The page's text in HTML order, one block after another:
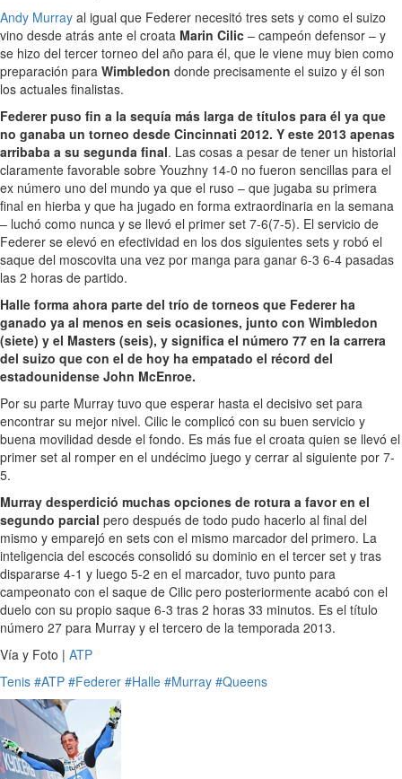
Andy Murray al igual que Federer necesitó tres sets y como el suizo
vino desde atrás ante el croata Marin Cilic – campeón defensor – y
se hizo del tercer torneo del año para él, que le viene muy bien como
preparación para Wimbledon donde precisamente el suizo y él son
los actuales finalistas.
Federer puso fin a la sequía más larga de títulos para él ya que
no ganaba un torneo desde Cincinnati 2012. Y este 2013 apenas
arribaba a su segunda final. Las cosas a pesar de tener un historial
claramente favorable sobre Youzhny 14-0 no fueron sencillas para el
ex número uno del mundo ya que el ruso – que jugaba su primera
final en hierba y que ha jugado en forma extraordinaria en la semana
– luchó como nunca y se llevó el primer set 7-6(7-5). El servicio de
Federer se elevó en efectividad en los dos siguientes sets y robó el
saque del moscovita una vez por manga para ganar 6-3 6-4 pasadas
las 2 horas de partido.
Halle forma ahora parte del trío de torneos que Federer ha
ganado ya al menos en seis ocasiones, junto con Wimbledon
(siete) y el Masters (seis), y significa el número 77 en la carrera
del suizo que con el de hoy ha empatado el récord del
estadounidense John McEnroe.
Por su parte Murray tuvo que esperar hasta el decisivo set para
encontrar su mejor nivel. Cilic le complicó con su buen servicio y
buena movilidad desde el fondo. Es más fue el croata quien se llevó el
primer set al romper en el undécimo juego y cerrar al siguiente por 7-
5.
Murray desperdició muchas opciones de rotura a favor en el
segundo parcial pero después de todo pudo hacerlo al final del
mismo y emparejó en sets con el mismo marcador del primero. La
inteligencia del escocés consolidó su dominio en el tercer set y tras
dispararse 4-1 y luego 5-2 en el marcador, tuvo punto para
campeonato con el saque de Cilic pero posteriormente acabó con el
duelo con su propio saque 6-3 tras 2 horas 33 minutos. Es el título
número 27 para Murray y el tercero de la temporada 2013.
Vía y Foto | ATP
Tenis #ATP #Federer #Halle #Murray #Queens